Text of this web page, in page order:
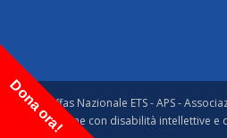
© Anffas Nazionale ETS - APS -
Persone con disabilità intellettive
Dona ora!